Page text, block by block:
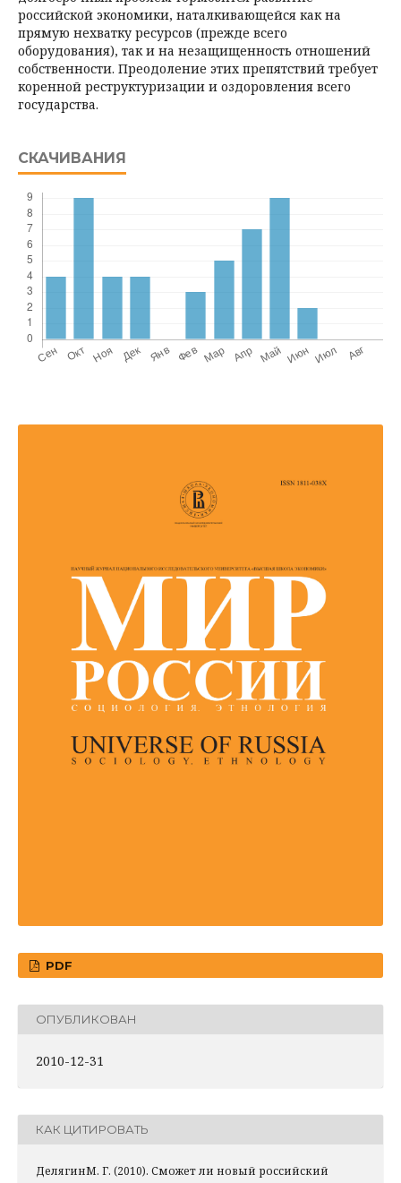
российской экономики, наталкивающейся как на
прямую нехватку ресурсов (прежде всего
оборудования), так и на незащищенность отношений
собственности. Преодоление этих препятствий требует
коренной реструктуризации и оздоровления всего
государства.
СКАЧИВАНИЯ
PDF
ОПУБЛИКОВАН
2010-12-31
КАК ЦИТИРОВАТЬ
ДелягинМ. Г. (2010). Сможет ли новый российский